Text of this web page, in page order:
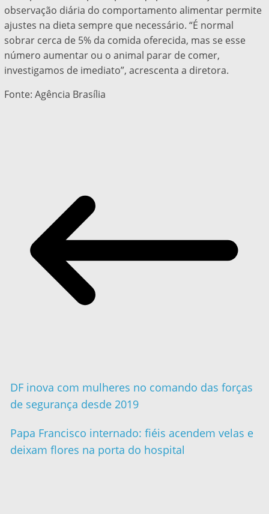
observação diária do comportamento alimentar permite
ajustes na dieta sempre que necessário. “É normal
sobrar cerca de 5% da comida oferecida, mas se esse
número aumentar ou o animal parar de comer,
investigamos de imediato”, acrescenta a diretora.
Fonte: Agência Brasília
DF inova com mulheres no comando das forças
de segurança desde 2019
Papa Francisco internado: fiéis acendem velas e
deixam flores na porta do hospital